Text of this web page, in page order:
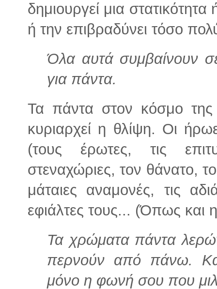
δημιουργεί μια
ή την επιβραδύνει τόσο
Όλα αυτά συμβαίνουν
για πάντα.
Τα πάντα στον κόσμο
κυριαρχεί η θλίψη. Οι
(τους έρωτες, τις
στεναχώριες, τον θάνατο,
μάταιες αναμονές, τις
εφιάλτες τους... (Όπως και
Τα χρώματα πάντα
περνούν από πάνω.
μόνο η φωνή σου που